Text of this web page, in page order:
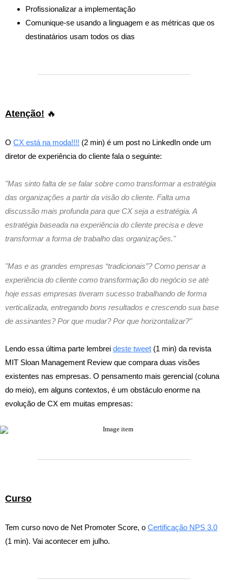
Profissionalizar a implementação
Comunique-se usando a linguagem e as métricas que os
destinatários usam todos os dias
Atenção! 🔥
O CX está na moda!!!! (2 min) é um post no LinkedIn onde um
diretor de experiência do cliente fala o seguinte:
"Mas sinto falta de se falar sobre como transformar a estratégia
das organizações a partir da visão do cliente. Falta uma
discussão mais profunda para que CX seja a estratégia. A
estratégia baseada na experiência do cliente precisa e deve
transformar a forma de trabalho das organizações."
"Mas e as grandes empresas “tradicionais”? Como pensar a
experiência do cliente como transformação do negócio se até
hoje essas empresas tiveram sucesso trabalhando de forma
verticalizada, entregando bons resultados e crescendo sua base
de assinantes? Por que mudar? Por que horizontalizar?"
Lendo essa última parte lembrei deste tweet (1 min) da revista
MIT Sloan Management Review que compara duas visões
existentes nas empresas. O pensamento mais gerencial (coluna
do meio), em alguns contextos, é um obstáculo enorme na
evolução de CX em muitas empresas:
Curso
Tem curso novo de Net Promoter Score, o Certificação NPS 3.0
(1 min). Vai acontecer em julho.